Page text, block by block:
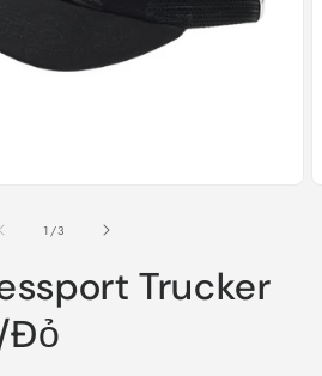
1 /of
3
Trucker
Đỏ